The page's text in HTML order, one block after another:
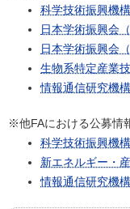
科学技術振興機構
日本学術振興会
日本学術振興会
生物系特定産業
情報通信研究機構
※他FAにおける公募情
科学技術振興機構
新エネルギー・
情報通信研究機構